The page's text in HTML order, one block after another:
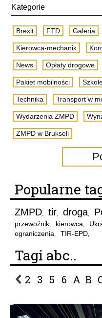
Kategorie
Brexit FTD Galeria
Kierowca-mechanik
News Opłaty drogowe
Pakiet mobilności
Technika Transport w
Wydarzenia ZMPD
ZMPD w Brukseli
Popularne
ZMPD, tir, droga,
przewoźnik, kierowca,
ograniczenia, TIR-EPD,
Tagi abc..
2 3 5 6 A B